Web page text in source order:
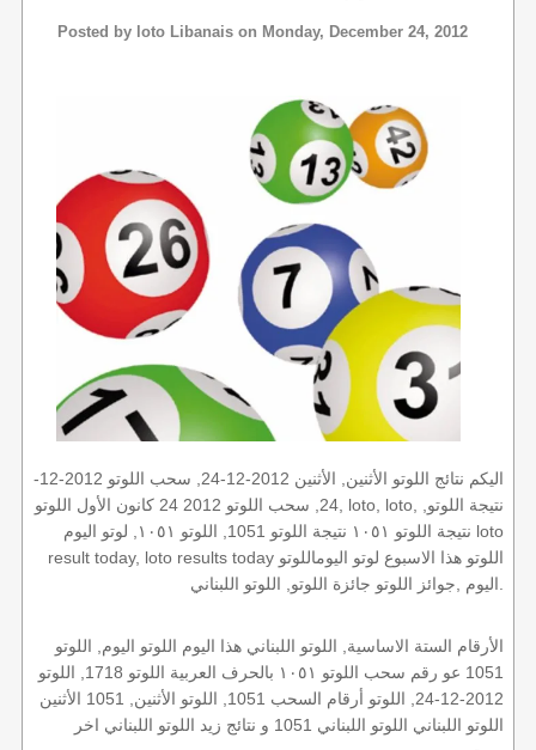
Posted by loto Libanaison Monday, December 24, 2012
اليكم نتائج اللوتو الأثنين, الأثنين 2012-12-24, سحب اللوتو 2012-12-
24, سحب اللوتو 2012 24 كانون الأول اللوتو, loto, loto, نتيجة اللوتو,
نتيجة اللوتو ١٠٥١ نتيجة اللوتو 1051, اللوتو ١٠٥١, لوتو اليوم loto
result today, loto results today اللوتو هذا الاسبوع لوتو اليوماللوتو
الأرقام الستة الاساسية, اللوتو اللبناني هذا اليوم اللوتو اليوم, اللوتو
1051 عو رقم سحب اللوتو ١٠٥١ بالحرف العربية اللوتو 1718, اللوتو
2012-12-24, اللوتو أرقام السحب 1051, اللوتو الأثنين, 1051 الأثنين
اللوتو اللبناني اللوتو اللبناني 1051 و نتائج زيد اللوتو اللبناني اخر